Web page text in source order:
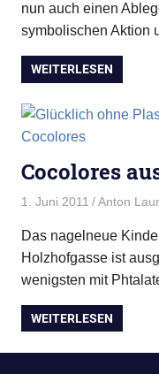
nun auch einen
symbolischen Aktion
WEITERLESEN
Cocolores
1. Juni 2011 Anton
Das nagelneue
Holzhofgasse ist
wenigsten mit
WEITERLESEN